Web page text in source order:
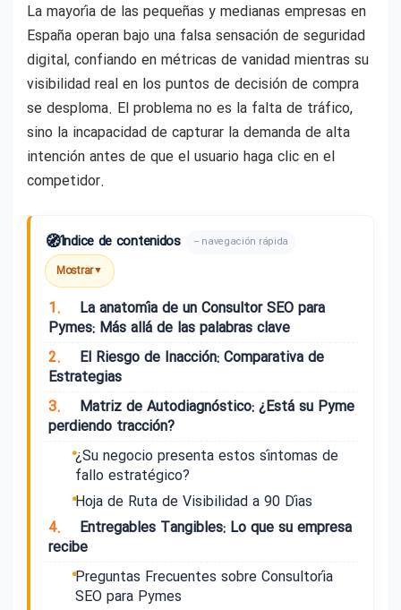
La mayoría de las pequeñas y medianas empresas en
España operan bajo una falsa sensación de seguridad
digital, confiando en métricas de vanidad mientras su
visibilidad real en los puntos de decisión de compra
se desploma. El problema no es la falta de tráfico,
sino la incapacidad de capturar la demanda de alta
intención antes de que el usuario haga clic en el
competidor.
🧭Índice de contenidos – navegación rápida
Mostrar▼
1.
La anatomía de un Consultor SEO para
Pymes: Más allá de las palabras clave
2.
El Riesgo de Inacción: Comparativa de
Estrategias
3.
Matriz de Autodiagnóstico: ¿Está su Pyme
perdiendo tracción?
¿Su negocio presenta estos síntomas de
fallo estratégico?
Hoja de Ruta de Visibilidad a 90 Días
4.
Entregables Tangibles: Lo que su empresa
recibe
Preguntas Frecuentes sobre Consultoría
SEO para Pymes